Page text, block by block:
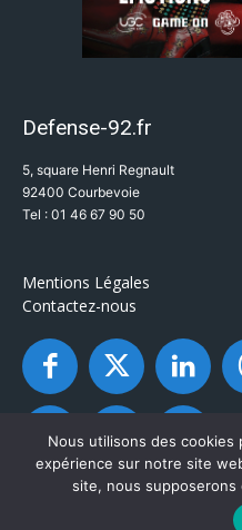
Defense-92.fr
5, square Henri Regnault
92400 Courbevoie
Tel : 01 46 67 90 50
Mentions Légales
Contactez-nous
Nous utilisons des cookies
expérience sur notre site
site, nous